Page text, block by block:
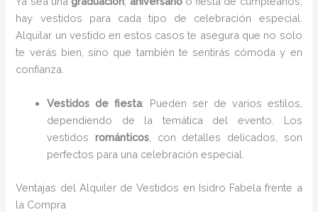
hay vestidos para cada tipo de celebración especial.
Alquilar un vestido en estos casos te asegura que no solo
te verás bien, sino que también te sentirás cómoda y en
confianza.
Vestidos de fiesta: Pueden ser de varios estilos,
dependiendo de la temática del evento. Los
vestidos románticos, con detalles delicados, son
perfectos para una celebración especial.
Ventajas del Alquiler de Vestidos en Isidro Fabela frente a
la Compra